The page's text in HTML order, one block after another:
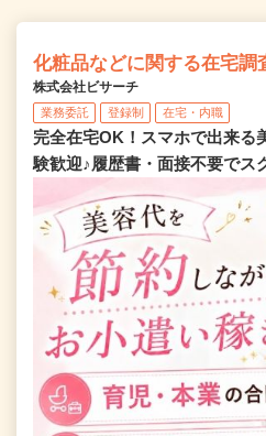
化粧品などに関する在宅調
株式会社ビサーチ
業務委託 登録制 在宅・内職
完全在宅OK！スマホで出来る
験歓迎♪履歴書・面接不要でス